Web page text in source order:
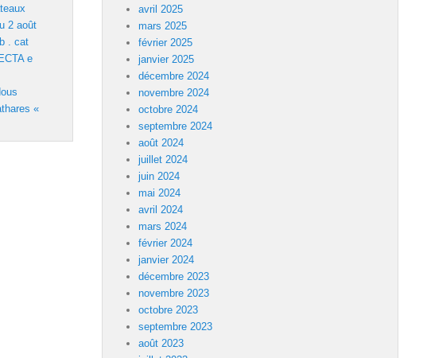
2 août
. cat
e
«
avril 2025
mars 2025
février 2025
janvier 2025
décembre 2024
novembre 2024
octobre 2024
septembre 2024
août 2024
juillet 2024
juin 2024
mai 2024
avril 2024
mars 2024
février 2024
janvier 2024
décembre 2023
novembre 2023
octobre 2023
septembre 2023
août 2023